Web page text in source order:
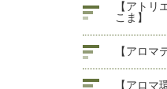
【アトリ
こま】
【アロマ
【アロマ